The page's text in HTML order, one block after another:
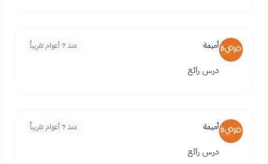
أميمة منذ 7 أعوام تقريباً
درس رائع
أميمة منذ 7 أعوام تقريباً
درس رائع